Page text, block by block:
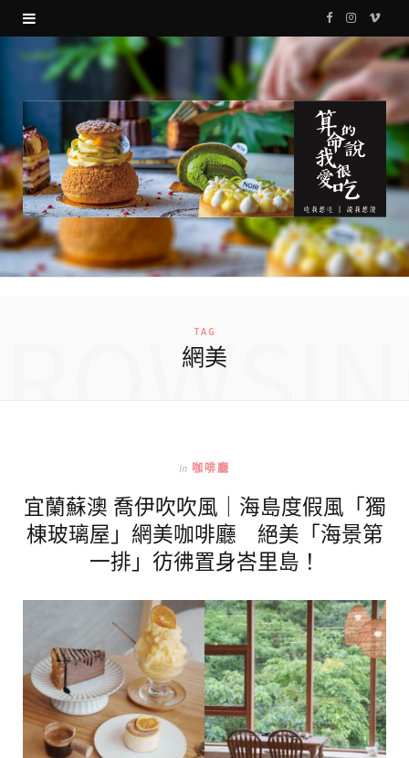
F
a
c
e
b
o
k
I
s
g
r
a
V
i
TAG
網美
In 咖啡廳
宜蘭蘇澳 喬伊吹吹風｜海島度假風「獨
棟玻璃屋」網美咖啡廳 絕美「海景第
一排」彷彿置身峇里島！